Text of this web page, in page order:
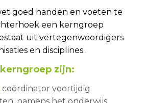
goed handen en voeten te
een kerngroep
uit vertegenwoordigers
en disciplines.
zijn:
coördinator voortijdig